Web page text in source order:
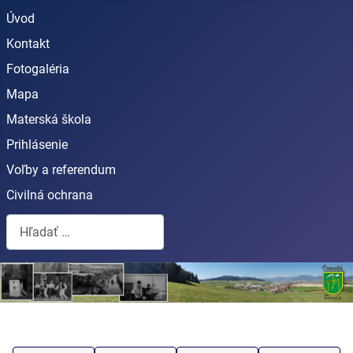
Úvod
Kontakt
Fotogaléria
Mapa
Materská škola
Prihlásenie
Voľby a referendum
Civilná ochrana
Hľadať...